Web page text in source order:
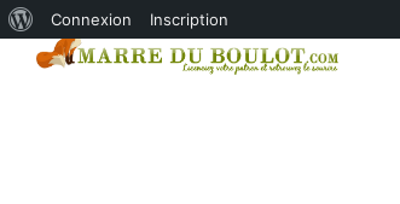
propos
Connexion
Inscription